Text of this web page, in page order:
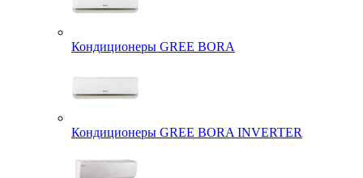
Кондиционеры GREE BORA
Кондиционеры GREE BORA INVERTER